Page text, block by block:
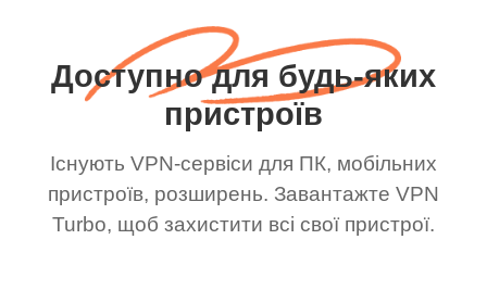
Доступно для будь-яких
пристроїв
Існують VPN-сервіси для ПК, мобільних
пристроїв, розширень. Завантажте VPN
Turbo, щоб захистити всі свої пристрої.